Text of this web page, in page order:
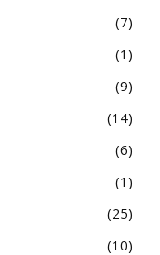
7
1
9
14
6
1
25
10